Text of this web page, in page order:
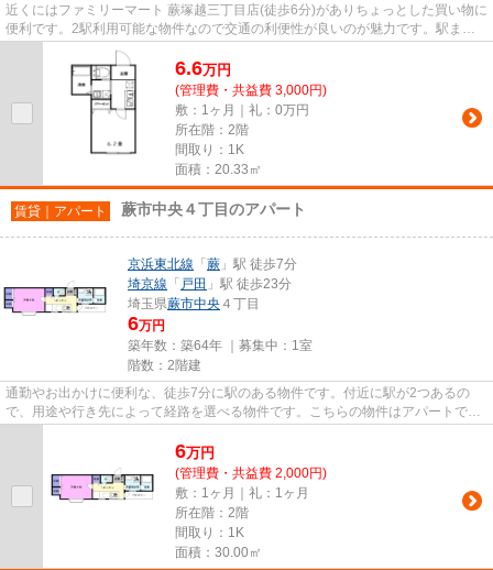
近くにはファミリーマート 蕨塚越三丁目店(徒歩6分)がありちょっとした買い物に
便利です。2駅利用可能な物件なので交通の利便性が良いのが魅力です。駅まで
徒歩10分なので、アクセスの...
6.6万円
(管理費・共益費 3,000円)
敷：1ヶ月｜礼：0万円
所在階：2階
間取り：1K
面積：20.33㎡
賃貸｜アパート 蕨市中央４丁目のアパート
京浜東北線 「 蕨 」駅 徒歩7分
埼京線 「 戸田 」駅 徒歩23分
埼玉県蕨市中央 ４丁目
6万円
築年数：築64年 ｜募集中： 1室
階数：2階建
通勤やお出かけに便利な、徒歩7分に駅のある物件です。付近に駅が2つあるの
で、用途や行き先によって経路を選べる物件です。こちらの物件はアパートで
6万円
(管理費・共益費 2,000円)
敷：1ヶ月｜礼：1ヶ月
所在階：2階
間取り：1K
面積：30.00㎡